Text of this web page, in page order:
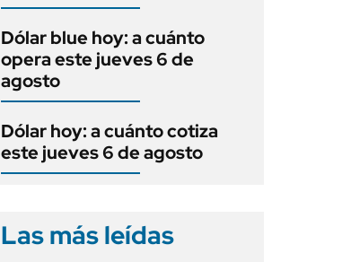
Dólar blue hoy: a cuánto
opera este jueves 6 de
agosto
Dólar hoy: a cuánto cotiza
este jueves 6 de agosto
Las más leídas